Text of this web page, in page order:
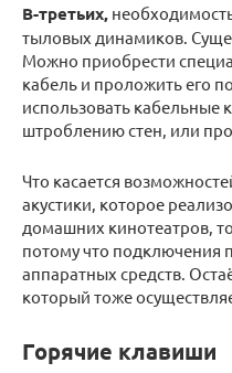
В-третьих,
тыловых динамиков.
Можно приобрести
кабель и проложить его
использовать кабельные
штроблению стен, или
Что касается
акустики, которое
домашних кинотеатров,
потому что подключения
аппаратных средств.
который тоже
Горячие клавиши